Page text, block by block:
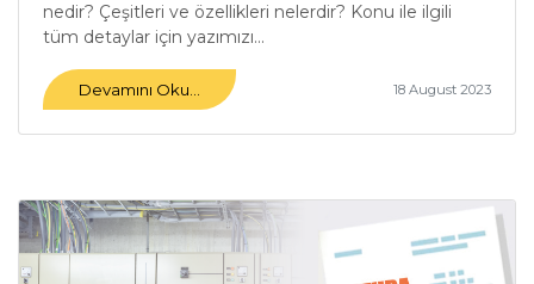
nedir? Çeşitleri ve özellikleri nelerdir? Konu ile ilgili
tüm detaylar için yazımızı...
Devamını Oku... 18 August 2023